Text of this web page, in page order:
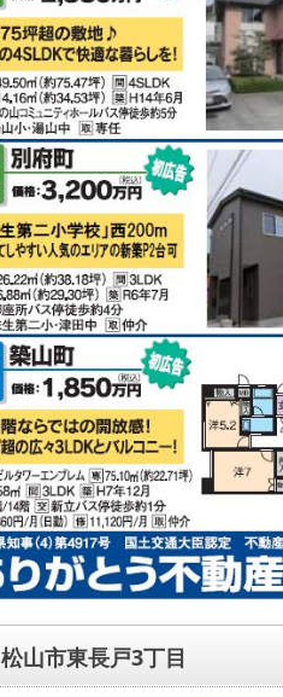
松山市東長戸3丁目